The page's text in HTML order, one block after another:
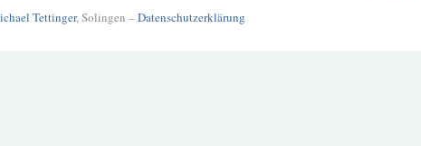
Tettinger, Solingen –Datenschutzerklärung